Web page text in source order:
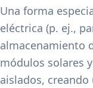
Una forma
eléctrica (p. ej.,
almacenamiento
módulos solares
aislados,